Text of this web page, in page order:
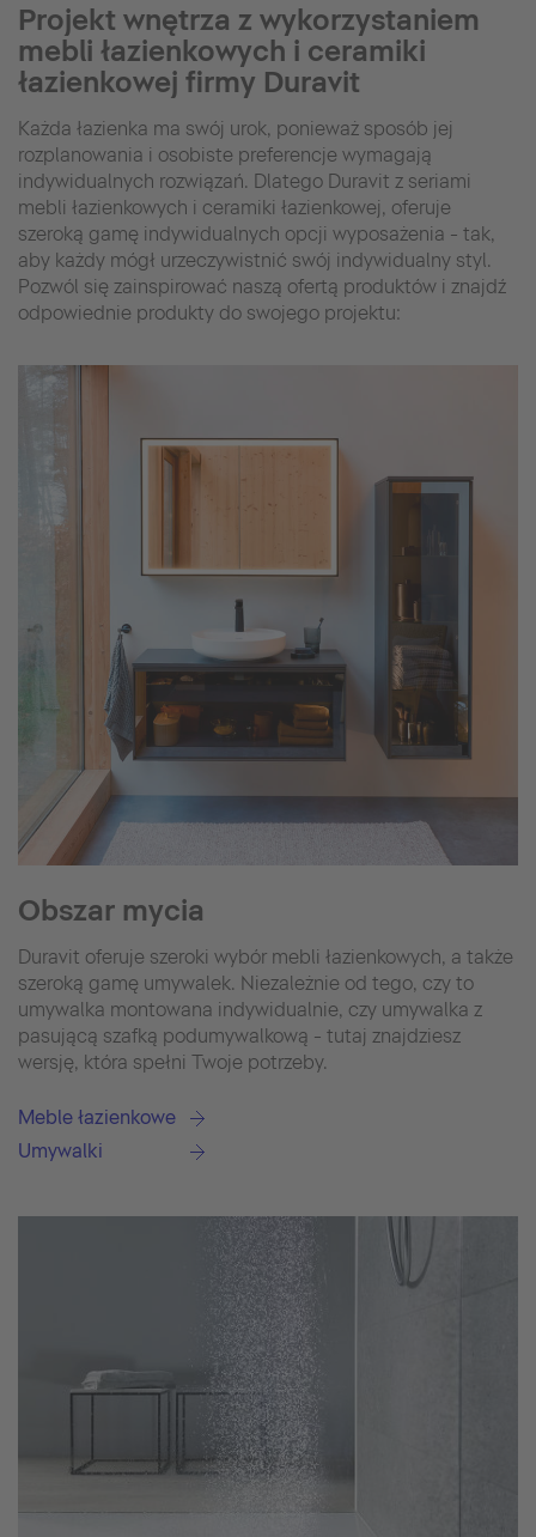
Projekt wnętrza z wykorzystaniem
mebli łazienkowych i ceramiki
łazienkowej firmy Duravit
Każda łazienka ma swój urok, ponieważ sposób jej
rozplanowania i osobiste preferencje wymagają
indywidualnych rozwiązań. Dlatego Duravit z seriami
mebli łazienkowych i ceramiki łazienkowej, oferuje
szeroką gamę indywidualnych opcji wyposażenia - tak,
aby każdy mógł urzeczywistnić swój indywidualny styl.
Pozwól się zainspirować naszą ofertą produktów i znajdź
odpowiednie produkty do swojego projektu:
Obszar mycia
Duravit oferuje szeroki wybór mebli łazienkowych, a także
szeroką gamę umywalek. Niezależnie od tego, czy to
umywalka montowana indywidualnie, czy umywalka z
pasującą szafką podumywalkową - tutaj znajdziesz
wersję, która spełni Twoje potrzeby.
Meble łazienkowe
Umywalki